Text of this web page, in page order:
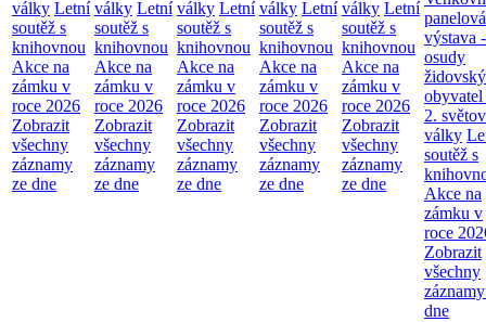
války Letní
soutěž s
knihovnou
Akce na
zámku v
roce 2026
Zobrazit
všechny
záznamy
ze dne
války Letní
soutěž s
knihovnou
Akce na
zámku v
roce 2026
Zobrazit
všechny
záznamy
ze dne
války Letní
soutěž s
knihovnou
Akce na
zámku v
roce 2026
Zobrazit
všechny
záznamy
ze dne
války Letní
soutěž s
knihovnou
Akce na
zámku v
roce 2026
Zobrazit
všechny
záznamy
ze dne
války Letní
soutěž s
knihovnou
Akce na
zámku v
roce 2026
Zobrazit
všechny
záznamy
ze dne
panelová
výstava -
osudy
obyvatel
2.
války
soutěž s
Akce na
zámku v
roce
Zobrazit
všechny
dne